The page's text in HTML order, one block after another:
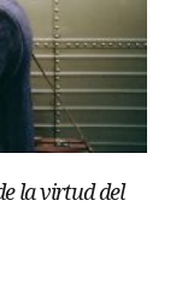
la virtud del